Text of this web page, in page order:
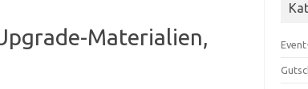
Materialien,